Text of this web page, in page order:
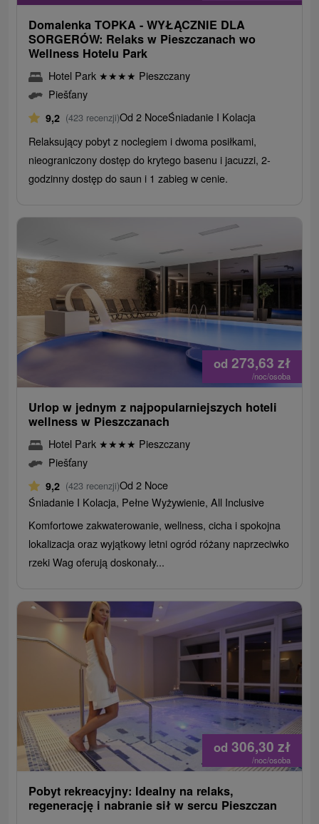
Domalenka TOPKA - WYŁĄCZNIE DLA
SORGERÓW: Relaks w Pieszczanach wo
Wellness Hotelu Park
Hotel Park ★★★★ Pieszczany
Piešťany
9,2 (423 recenzji)Od 2 NoceŚniadanie I Kolacja
Relaksujący pobyt z noclegiem i dwoma posiłkami,
nieograniczony dostęp do krytego basenu i jacuzzi, 2-
godzinny dostęp do saun i 1 zabieg w cenie.
od 273,63 zł
/noc/osoba
Urlop w jednym z najpopularniejszych hoteli
wellness w Pieszczanach
Hotel Park ★★★★ Pieszczany
Piešťany
9,2 (423 recenzji)Od 2 Noce
Śniadanie I Kolacja, Pełne Wyżywienie, All Inclusive
Komfortowe zakwaterowanie, wellness, cicha i spokojna
lokalizacja oraz wyjątkowy letni ogród różany naprzeciwko
rzeki Wag oferują doskonały...
od 306,30 zł
/noc/osoba
Pobyt rekreacyjny: Idealny na relaks,
regenerację i nabranie sił w sercu Pieszczan